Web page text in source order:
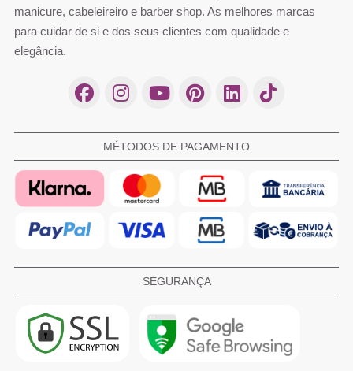
manicure, cabeleireiro e barber shop. As melhores marcas
para cuidar de si e dos seus clientes com qualidade e
elegância.
MÉTODOS DE PAGAMENTO
SEGURANÇA